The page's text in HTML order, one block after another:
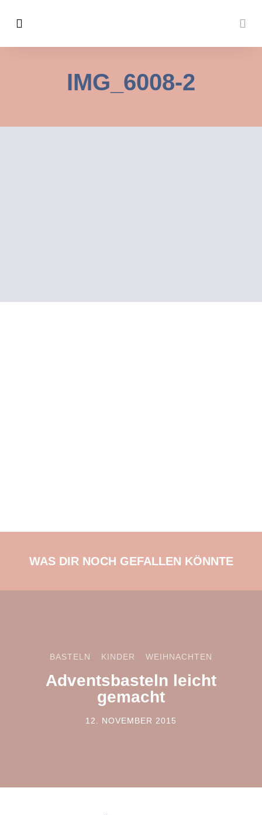
IMG_6008-2
WAS DIR NOCH GEFALLEN KÖNNTE
BASTELN KINDER WEIHNACHTEN
Adventsbasteln leicht
gemacht
POSTED ON
12. NOVEMBER 2015